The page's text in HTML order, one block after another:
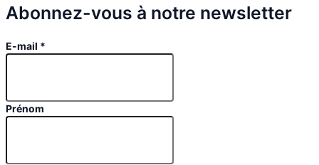
Abonnez-vous à notre newsletter
E-mail *
Prénom